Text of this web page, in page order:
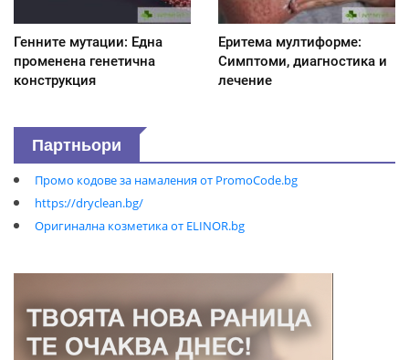
Генните мутации: Една
променена генетична
конструкция
Еритема мултиформе:
Симптоми, диагностика и
лечение
Партньори
Промо кодове за намаления от PromoCode.bg
https://dryclean.bg/
Оригинална козметика от ELINOR.bg